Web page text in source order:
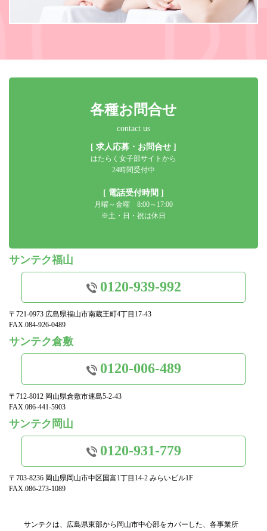
各種お問合せ
contact us
[ 求人応募・お問合せ ]
はたらく女子部サイトから
24時間受付中
[ 電話受付時間 ]
月曜～金曜 8:00～17:00
※土・日・祝は休日
サンテク福山
0120-939-992
〒721-0973 広島県福山市南蔵王町4丁目17-43
FAX.084-926-0489
サンテク倉敷
0120-006-489
〒712-8012 岡山県倉敷市連島5-2-43
FAX.086-441-5903
サンテク岡山
0120-931-779
〒703-8236 岡山県岡山市中区国富1丁目14-2 みらいビル1F
FAX.086-273-1089
サンテクは、広島県東部から岡山市中心部をカバーした、各事業所